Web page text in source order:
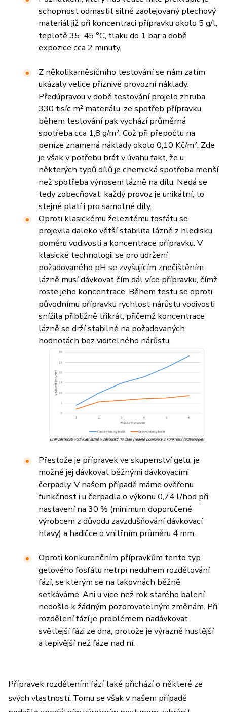
schopnost odmastit silně zaolejovaný plechový
materiál již při koncentraci přípravku okolo 5 g/l,
teplotě 35 ̶ 45 °C, tlaku do 1 bar a době
expozice cca 2 minuty.
Z několikaměsíčního testování se nám zatím
ukázaly velice příznivé provozní náklady.
Předúpravou v době testování projelo zhruba
330 tisíc m² materiálu, ze spotřeb přípravku
během testování pak vychází průměrná
spotřeba cca 1,8 g/m². Což při přepočtu na
peníze znamená náklady okolo 0,10 Kč/m². Zde
je však v potřebu brát v úvahu fakt, že u
některých typů dílů je chemická spotřeba menší
než spotřeba výnosem lázně na dílu. Nedá se
tedy zobecňovat, každý provoz je unikátní, to
stejné platí i pro samotné díly.
Oproti klasickému železitému fosfátu se
projevila daleko větší stabilita lázně z hledisku
poměru vodivosti a koncentrace přípravku. V
klasické technologii se pro udržení
požadovaného pH se zvyšujícím znečištěním
lázně musí dávkovat čím dál více přípravku, čímž
roste jeho koncentrace. Během testu se oproti
původnímu přípravku rychlost nárůstu vodivosti
snížila přibližně třikrát, přičemž koncentrace
lázně se drží stabilně na požadovaných
hodnotách bez viditelného nárůstu.
Přestože je přípravek ve skupenství gelu, je
možné jej dávkovat běžnými dávkovacími
čerpadly. V našem případě máme ověřenu
funkčnost i u čerpadla o výkonu 0,74 l/hod při
nastavení na 30 % (minimum doporučené
výrobcem z důvodu zavzdušňování dávkovací
hlavy) a hadičce o vnitřním průměru 4 mm.
Oproti konkurenčním přípravkům tento typ
gelového fosfátu netrpí neduhem rozdělování
fází, se kterým se na lakovnách běžně
setkáváme. Ani u více než rok starého balení
nedošlo k žádným pozorovatelným změnám. Při
rozdělení fází je problémem nadávkovat
světlejší fázi ze dna, protože je výrazně hustější
a lepivější než fáze nad ní.
Přípravek rozdělením fází také přichází o některé ze
svých vlastností. Tomu se však v našem případě